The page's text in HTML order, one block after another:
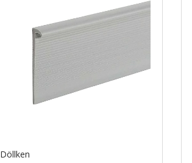
Döllken